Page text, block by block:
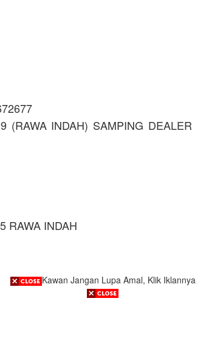
(RAWA INDAH) SAMPING DEALER
RAWA INDAH
Kawan Jangan Lupa Amal, Klik Iklannya